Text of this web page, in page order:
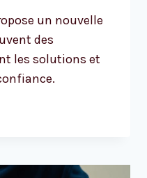
un nouvelle
des
les solutions et